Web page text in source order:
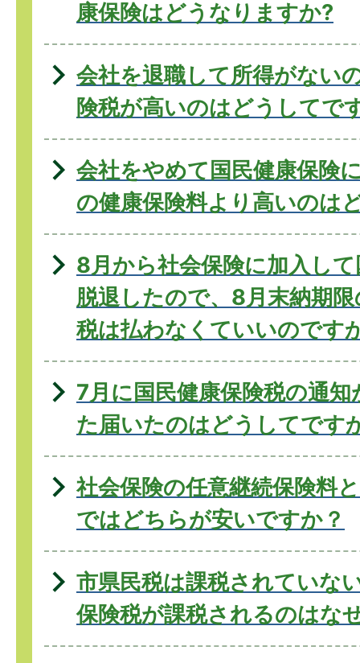
康保険はどうなりますか?
会社を退職して所得がない
険税が高いのはどうしてで
会社をやめて国民健康保険
の健康保険料より高いのは
8月から社会保険に加入し
脱退したので、8月末納期
税は払わなくていいのです
7月に国民健康保険税の通
た届いたのはどうしてです
社会保険の任意継続保険料
ではどちらが安いですか？
市県民税は課税されていな
保険税が課税されるのはな